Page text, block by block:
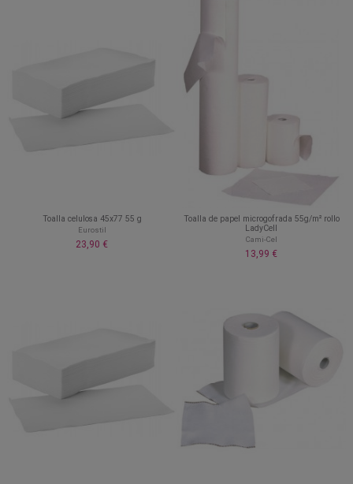
Toalla celulosa 45x77 55 g
Eurostil
23,90 €
Toalla de papel microgofrada 55g/m² rollo
LadyCell
Cami-Cel
13,99 €